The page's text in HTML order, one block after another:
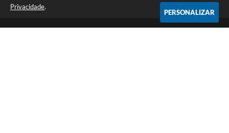
Privacidade.
PERSONALIZAR